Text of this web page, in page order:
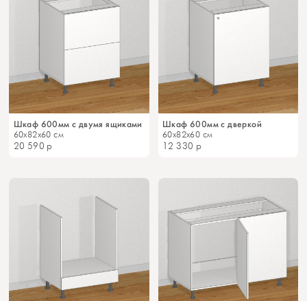
Шкаф 600мм с двумя ящиками
60x82x60 см
20 590 р
Шкаф 600мм с дверкой
60x82x60 см
12 330 р